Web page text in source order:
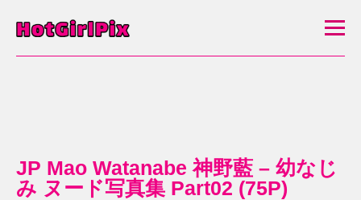
JP Mao Watanabe 神野藍 – 幼なじ
み ヌード写真集 Part02 (75P)